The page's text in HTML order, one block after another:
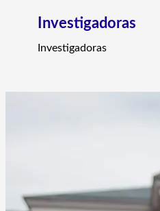
Investigadoras
Investigadoras